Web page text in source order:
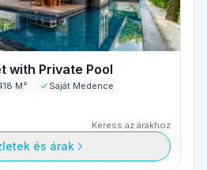
with Private Pool
M²
Saját Medence
Keress az árakhoz
és árak